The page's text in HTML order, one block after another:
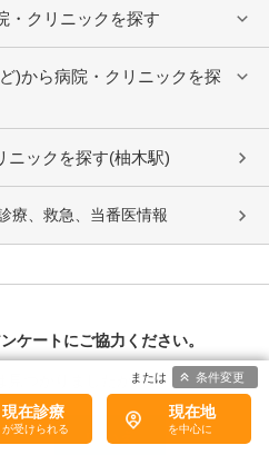
・クリニックを探す
)から病院・クリニックを探
ニックを探す(柚木駅)
療、救急、当番医情報
ケートにご協力ください。
見つかりましたか?
いいえ
現在診療 現在地
条件変更